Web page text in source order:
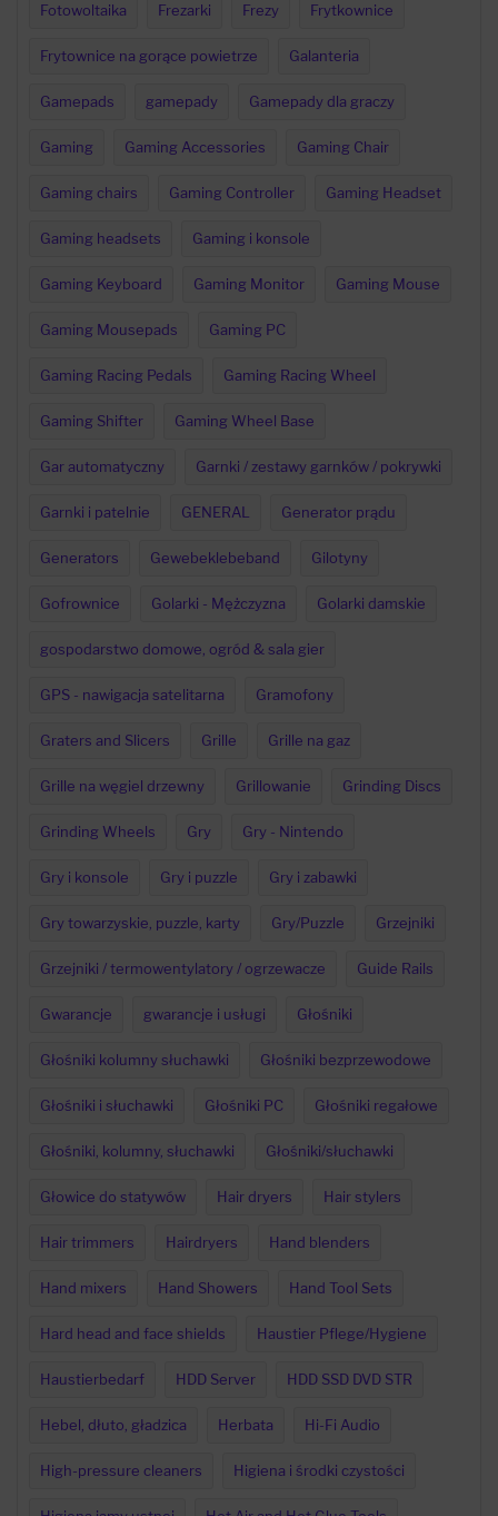
Fotowoltaika Frezarki Frezy Frytkownice
Frytownice na gorące powietrze Galanteria
Gamepads gamepady Gamepady dla graczy
Gaming Gaming Accessories Gaming Chair
Gaming chairs Gaming Controller Gaming Headset
Gaming headsets Gaming i konsole
Gaming Keyboard Gaming Monitor Gaming Mouse
Gaming Mousepads Gaming PC
Gaming Racing Pedals Gaming Racing Wheel
Gaming Shifter Gaming Wheel Base
Gar automatyczny Garnki / zestawy garnków / pokrywki
Garnki i patelnie GENERAL Generator prądu
Generators Gewebeklebeband Gilotyny
Gofrownice Golarki - Mężczyzna Golarki damskie
gospodarstwo domowe, ogród & sala gier
GPS - nawigacja satelitarna Gramofony
Graters and Slicers Grille Grille na gaz
Grille na węgiel drzewny Grillowanie Grinding Discs
Grinding Wheels Gry Gry - Nintendo
Gry i konsole Gry i puzzle Gry i zabawki
Gry towarzyskie, puzzle, karty Gry/Puzzle Grzejniki
Grzejniki / termowentylatory / ogrzewacze Guide Rails
Gwarancje gwarancje i usługi Głośniki
Głośniki kolumny słuchawki Głośniki bezprzewodowe
Głośniki i słuchawki Głośniki PC Głośniki regałowe
Głośniki, kolumny, słuchawki Głośniki/słuchawki
Głowice do statywów Hair dryers Hair stylers
Hair trimmers Hairdryers Hand blenders
Hand mixers Hand Showers Hand Tool Sets
Hard head and face shields Haustier Pflege/Hygiene
Haustierbedarf HDD Server HDD SSD DVD STR
Hebel, dłuto, gładzica Herbata Hi-Fi Audio
High-pressure cleaners Higiena i środki czystości